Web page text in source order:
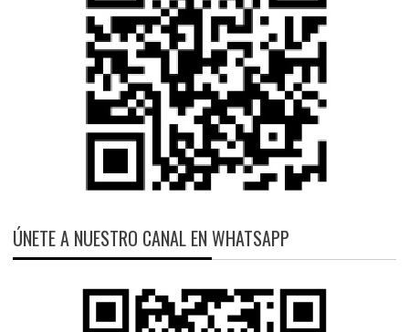
ÚNETE A NUESTRO CANAL EN WHATSAPP